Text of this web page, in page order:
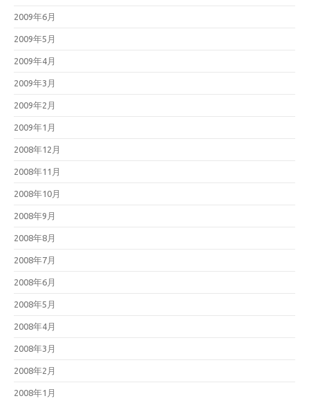
2009年6月
2009年5月
2009年4月
2009年3月
2009年2月
2009年1月
2008年12月
2008年11月
2008年10月
2008年9月
2008年8月
2008年7月
2008年6月
2008年5月
2008年4月
2008年3月
2008年2月
2008年1月